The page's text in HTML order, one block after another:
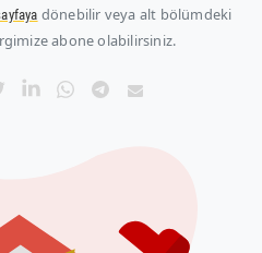
dönebilir veya alt bölümdeki
abone olabilirsiniz.